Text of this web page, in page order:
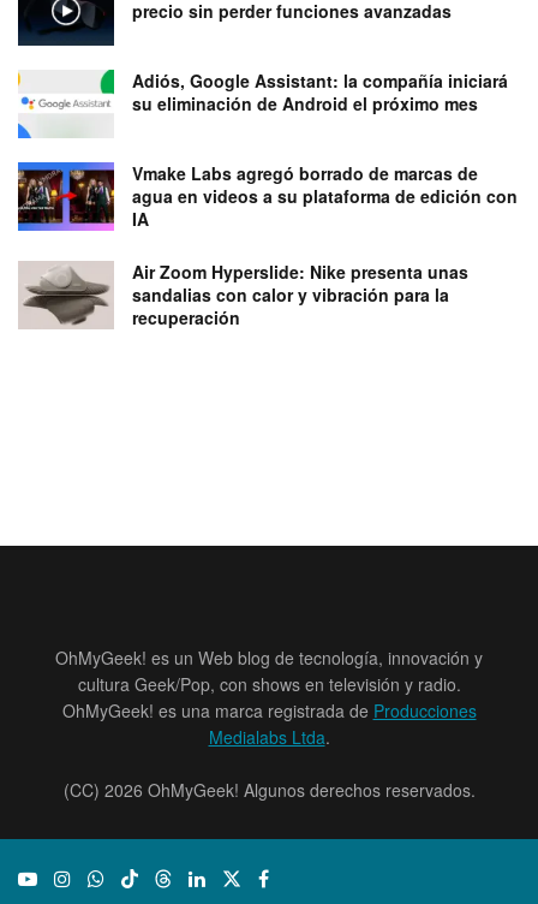
precio sin perder funciones avanzadas
Adiós, Google Assistant: la compañía iniciará
su eliminación de Android el próximo mes
Vmake Labs agregó borrado de marcas de
agua en videos a su plataforma de edición con
IA
Air Zoom Hyperslide: Nike presenta unas
sandalias con calor y vibración para la
recuperación
OhMyGeek! es un Web blog de tecnología, innovación y
cultura Geek/Pop, con shows en televisión y radio.
OhMyGeek! es una marca registrada de Producciones
Medialabs Ltda.
(CC) 2026 OhMyGeek! Algunos derechos reservados.